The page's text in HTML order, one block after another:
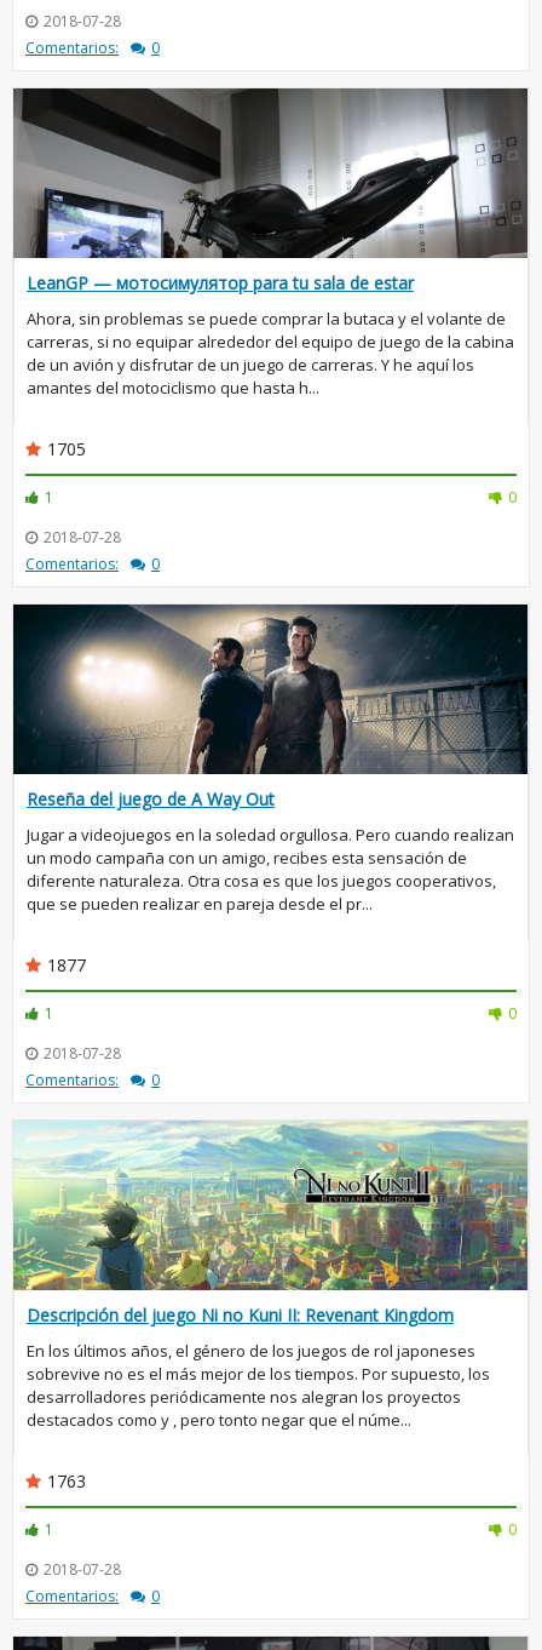
2018-07-28
Comentarios:
0
LeanGP — мотосимулятор para tu sala de estar
Ahora, sin problemas se puede comprar la butaca y el volante de
carreras, si no equipar alrededor del equipo de juego de la cabina
de un avión y disfrutar de un juego de carreras. Y he aquí los
amantes del motociclismo que hasta h...
1705
1
0
2018-07-28
Comentarios:
0
Reseña del juego de A Way Out
Jugar a videojuegos en la soledad orgullosa. Pero cuando realizan
un modo campaña con un amigo, recibes esta sensación de
diferente naturaleza. Otra cosa es que los juegos cooperativos,
que se pueden realizar en pareja desde el pr...
1877
1
0
2018-07-28
Comentarios:
0
Descripción del juego Ni no Kuni II: Revenant Kingdom
En los últimos años, el género de los juegos de rol japoneses
sobrevive no es el más mejor de los tiempos. Por supuesto, los
desarrolladores periódicamente nos alegran los proyectos
destacados como y , pero tonto negar que el núme...
1763
1
0
2018-07-28
Comentarios:
0